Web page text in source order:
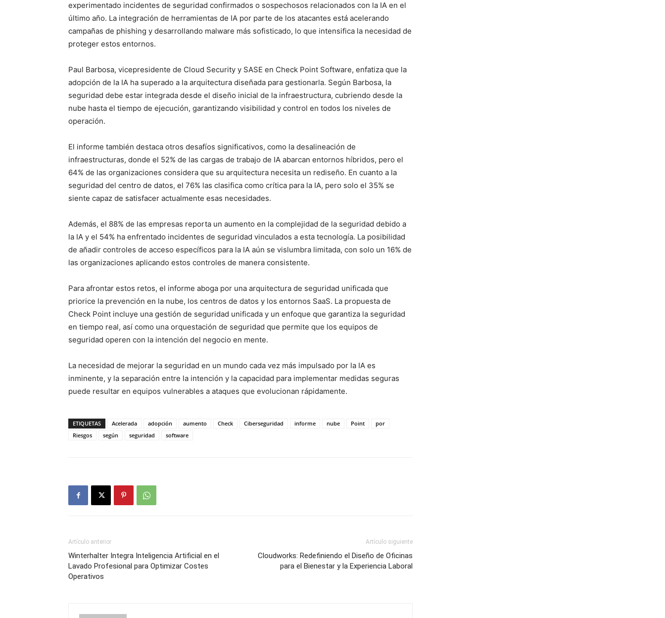
experimentado incidentes de seguridad confirmados o sospechosos relacionados con la IA en el
último año. La integración de herramientas de IA por parte de los atacantes está acelerando
campañas de phishing y desarrollando malware más sofisticado, lo que intensifica la necesidad de
proteger estos entornos.
Paul Barbosa, vicepresidente de Cloud Security y SASE en Check Point Software, enfatiza que la
adopción de la IA ha superado a la arquitectura diseñada para gestionarla. Según Barbosa, la
seguridad debe estar integrada desde el diseño inicial de la infraestructura, cubriendo desde la
nube hasta el tiempo de ejecución, garantizando visibilidad y control en todos los niveles de
operación.
El informe también destaca otros desafíos significativos, como la desalineación de
infraestructuras, donde el 52% de las cargas de trabajo de IA abarcan entornos híbridos, pero el
64% de las organizaciones considera que su arquitectura necesita un rediseño. En cuanto a la
seguridad del centro de datos, el 76% las clasifica como crítica para la IA, pero solo el 35% se
siente capaz de satisfacer actualmente esas necesidades.
Además, el 88% de las empresas reporta un aumento en la complejidad de la seguridad debido a
la IA y el 54% ha enfrentado incidentes de seguridad vinculados a esta tecnología. La posibilidad
de añadir controles de acceso específicos para la IA aún se vislumbra limitada, con solo un 16% de
las organizaciones aplicando estos controles de manera consistente.
Para afrontar estos retos, el informe aboga por una arquitectura de seguridad unificada que
priorice la prevención en la nube, los centros de datos y los entornos SaaS. La propuesta de
Check Point incluye una gestión de seguridad unificada y un enfoque que garantiza la seguridad
en tiempo real, así como una orquestación de seguridad que permite que los equipos de
seguridad operen con la intención del negocio en mente.
La necesidad de mejorar la seguridad en un mundo cada vez más impulsado por la IA es
inminente, y la separación entre la intención y la capacidad para implementar medidas seguras
puede resultar en equipos vulnerables a ataques que evolucionan rápidamente.
ETIQUETAS Acelerada adopción aumento Check Ciberseguridad informe nube Point
por
Riesgos
según seguridad software
Artículo anterior
Winterhalter Integra Inteligencia Artificial en el
Lavado Profesional para Optimizar Costes
Operativos
Artículo siguiente
Cloudworks: Redefiniendo el Diseño de Oficinas
para el Bienestar y la Experiencia Laboral